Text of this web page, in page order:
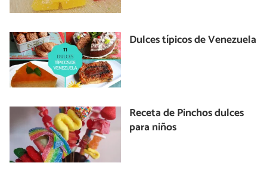
Dulces típicos de Venezuela
Receta de Pinchos dulces
para niños